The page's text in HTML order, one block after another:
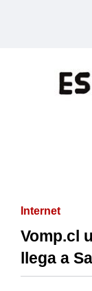
Internet
Vomp.cl
llega a